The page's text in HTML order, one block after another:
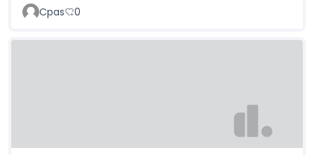
Cpas 0